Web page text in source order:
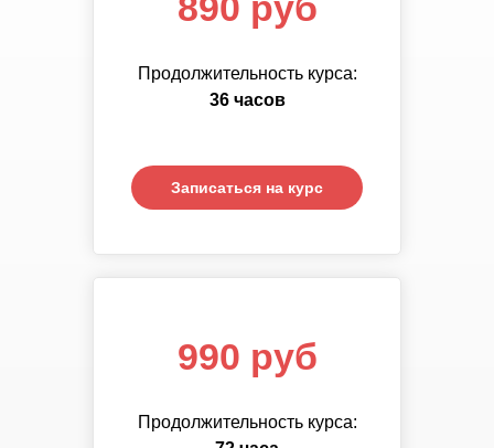
Продолжительность курса:72
часа
Записаться на курс
Продолжительность курса:108
1 390 руб
Продолжительность курса:
36 часов
Записаться на курс
Продолжительность курса:
990 руб